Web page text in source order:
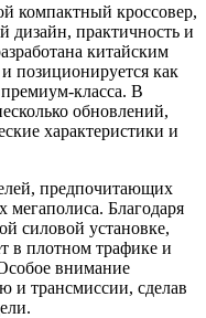
компактный кроссовер,
дизайн, практичность и
китайским
позиционируется как
класса. В
обновлений,
характеристики и
предпочитающих
мегаполиса. Благодаря
силовой установке,
в плотном трафике и
внимание
и трансмиссии, сделав